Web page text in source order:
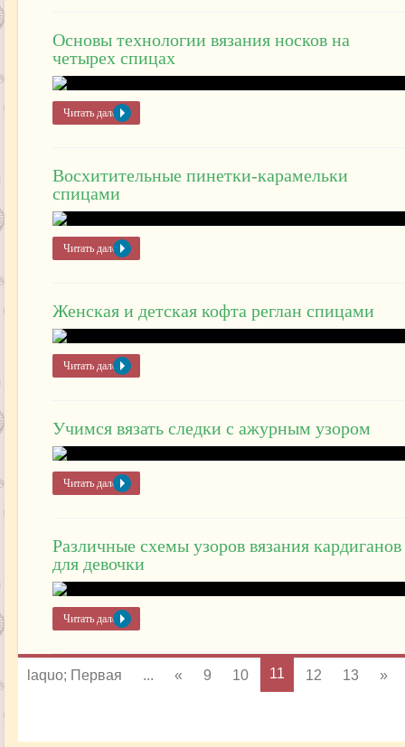
Основы технологии вязания носков на
четырех спицах
Читать далее »
Восхитительные пинетки-карамельки
спицами
Читать далее »
Женская и детская кофта реглан спицами
Читать далее »
Учимся вязать следки с ажурным узором
Читать далее »
Различные схемы узоров вязания кардиганов
для девочки
Читать далее »
laquo; Первая ... « 9 10 11 12 13 »